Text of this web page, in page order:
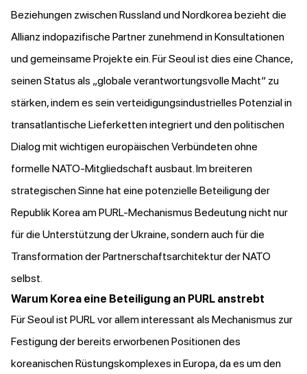
Beziehungen zwischen Russland und Nordkorea bezieht die
Allianz indopazifische Partner zunehmend in Konsultationen
und gemeinsame Projekte ein. Für Seoul ist dies eine Chance,
seinen Status als „globale verantwortungsvolle Macht“ zu
stärken, indem es sein verteidigungsindustrielles Potenzial in
transatlantische Lieferketten integriert und den politischen
Dialog mit wichtigen europäischen Verbündeten ohne
formelle NATO-Mitgliedschaft ausbaut. Im breiteren
strategischen Sinne hat eine potenzielle Beteiligung der
Republik Korea am PURL-Mechanismus Bedeutung nicht nur
für die Unterstützung der Ukraine, sondern auch für die
Transformation der Partnerschaftsarchitektur der NATO
selbst.
Warum Korea eine Beteiligung an PURL anstrebt
Für Seoul ist PURL vor allem interessant als Mechanismus zur
Festigung der bereits erworbenen Positionen des
koreanischen Rüstungskomplexes in Europa, da es um den